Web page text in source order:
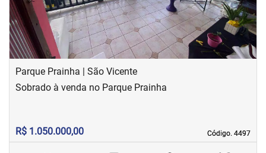
Parque Prainha | São Vicente
Código. 4497
Código. 4497
Sobrado à venda no Parque Prainha
R$ 1.050.000,00